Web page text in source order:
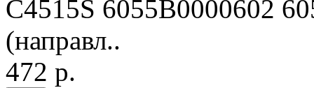
C4515S 6055B0000602
(направл..
472 р.